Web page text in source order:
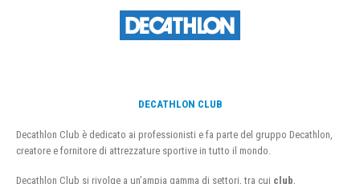
DECATHLON CLUB
Decathlon Club è dedicato ai professionisti e fa parte del gruppo Decathlon,
creatore e fornitore di attrezzature sportive in tutto il mondo.
Decathlon Club si rivolge a un’ampia gamma di settori, tra cui club